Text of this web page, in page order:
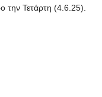
την Τετάρτη (4.6.25).